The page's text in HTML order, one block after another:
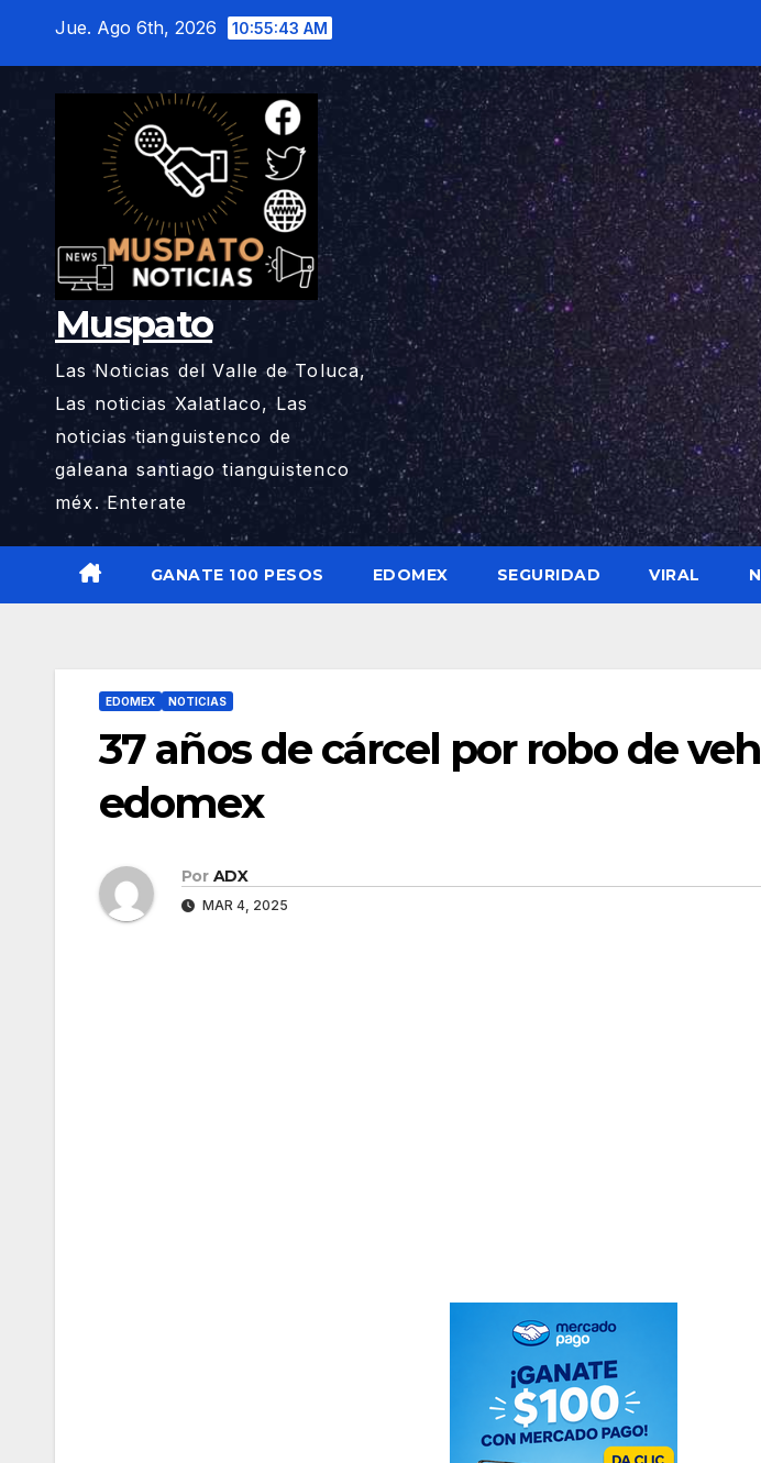
contenido
Jue. Ago 6th, 2026 10:55:44 AM
Muspato
Las Noticias del Valle de Toluca,
Las noticias Xalatlaco, Las
noticias tianguistenco de
galeana santiago tianguistenco
méx. Enterate
GANATE 100 PESOS EDOMEX SEGURIDAD VIRAL
EDOMEX NOTICIAS
37 años de cárcel por robo de
edomex
Por ADX
MAR 4, 2025